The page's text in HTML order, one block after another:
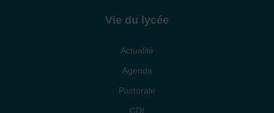
Vie du lycée
Actualité
Agenda
Pastorale
CDI